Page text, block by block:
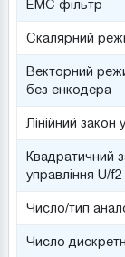
ЕМС фільтр
Скалярний
Векторний
без енкодера
Лінійний закон
Квадратичний
управління U/f2
Число/тип
Число